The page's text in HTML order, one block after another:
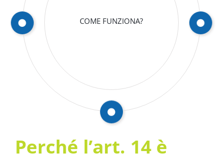
COME FUNZIONA?
Perché l’art. 14 è